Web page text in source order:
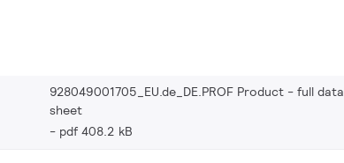
928049001705_EU.de_DE.PROF Product - full data
sheet
pdf 408.2 kB